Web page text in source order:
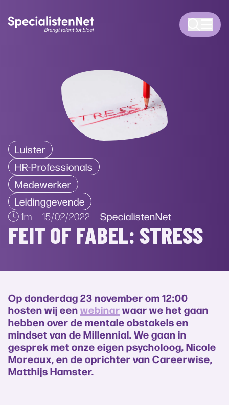
Luister
HR-Professionals
Medewerker
Leidinggevende
1m 15/02/2022 SpecialistenNet
FEIT OF FABEL: STRESS
Op donderdag 23 november om 12:00
hosten wij eenwebinarwaar we het gaan
hebben over de mentale obstakels en
mindset van de Millennial. We gaan in
gesprek met onze eigen psycholoog, Nicole
Moreaux, en de oprichter van Careerwise,
Matthijs Hamster.